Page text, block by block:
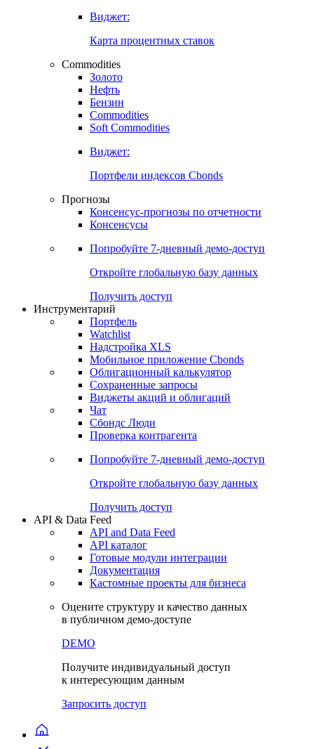
Виджет:
Карта процентных ставок
Commodities
Золото
Нефть
Бензин
Commodities
Soft Commodities
Виджет:
Портфели индексов Cbonds
Прогнозы
Консенсус-прогнозы по отчетности
Консенсусы
Попробуйте 7-дневный демо-доступ
Откройте глобальную базу данных
Получить доступ
Инструментарий
Портфель
Watchlist
Надстройка XLS
Мобильное приложение Cbonds
Облигационный калькулятор
Сохраненные запросы
Виджеты акций и облигаций
Чат
Сбондс Люди
Проверка контрагента
Попробуйте 7-дневный демо-доступ
Откройте глобальную базу данных
Получить доступ
API & Data Feed
API and Data Feed
API каталог
Готовые модули интеграции
Документация
Кастомные проекты для бизнеса
Оцените структуру и качество данных
в публичном демо-доступе
DEMO
Получите индивидуальный доступ
к интересующим данным
Запросить доступ